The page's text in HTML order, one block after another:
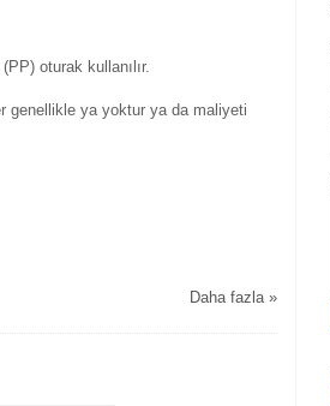
oturak kullanılır.
genellikle ya yoktur ya da maliyeti
Daha fazla »